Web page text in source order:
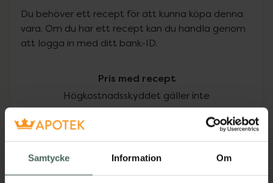
Samtycke Information Om
Du behöver ett recept för att kunna köpa denna
vara. Om du har ett recept kan du handla genom
att logga in med ditt bank-ID.
Pris med recept
Högkostnadsskyddet gäller inte
3231,90 kr
I apotek: 3231,90 kr